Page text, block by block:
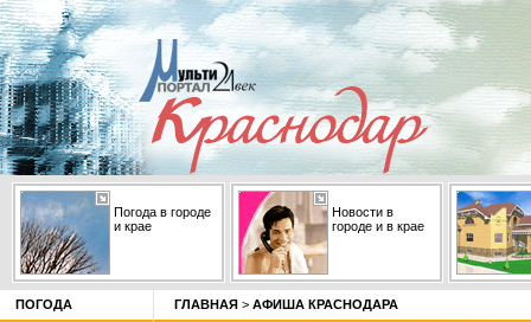
Погода в городе
и крае
Новости в
городе и в крае
ПОГОДА
ГЛАВНАЯ > АФИША КРАСНОДАРА